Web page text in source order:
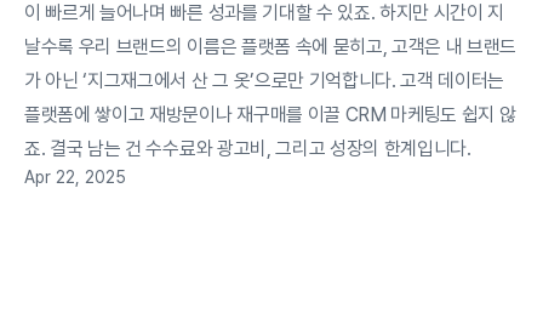
이 빠르게 늘어나며 빠른 성과를 기대할 수 있죠. 하지만 시간이 지
날수록 우리 브랜드의 이름은 플랫폼 속에 묻히고, 고객은 내 브랜드
가 아닌 ‘지그재그에서 산 그 옷’으로만 기억합니다. 고객 데이터는
플랫폼에 쌓이고 재방문이나 재구매를 이끌 CRM 마케팅도 쉽지 않
죠. 결국 남는 건 수수료와 광고비, 그리고 성장의 한계입니다.
Apr 22, 2025